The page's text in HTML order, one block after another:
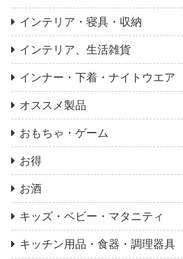
インテリア・寝具・収納
インテリア、生活雑貨
インナー・下着・ナイトウエア
オススメ製品
おもちゃ・ゲーム
お得
お酒
キッズ・ベビー・マタニティ
キッチン用品・食器・調理器具